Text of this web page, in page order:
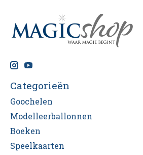
Categorieën
Goochelen
Modelleerballonnen
Boeken
Speelkaarten